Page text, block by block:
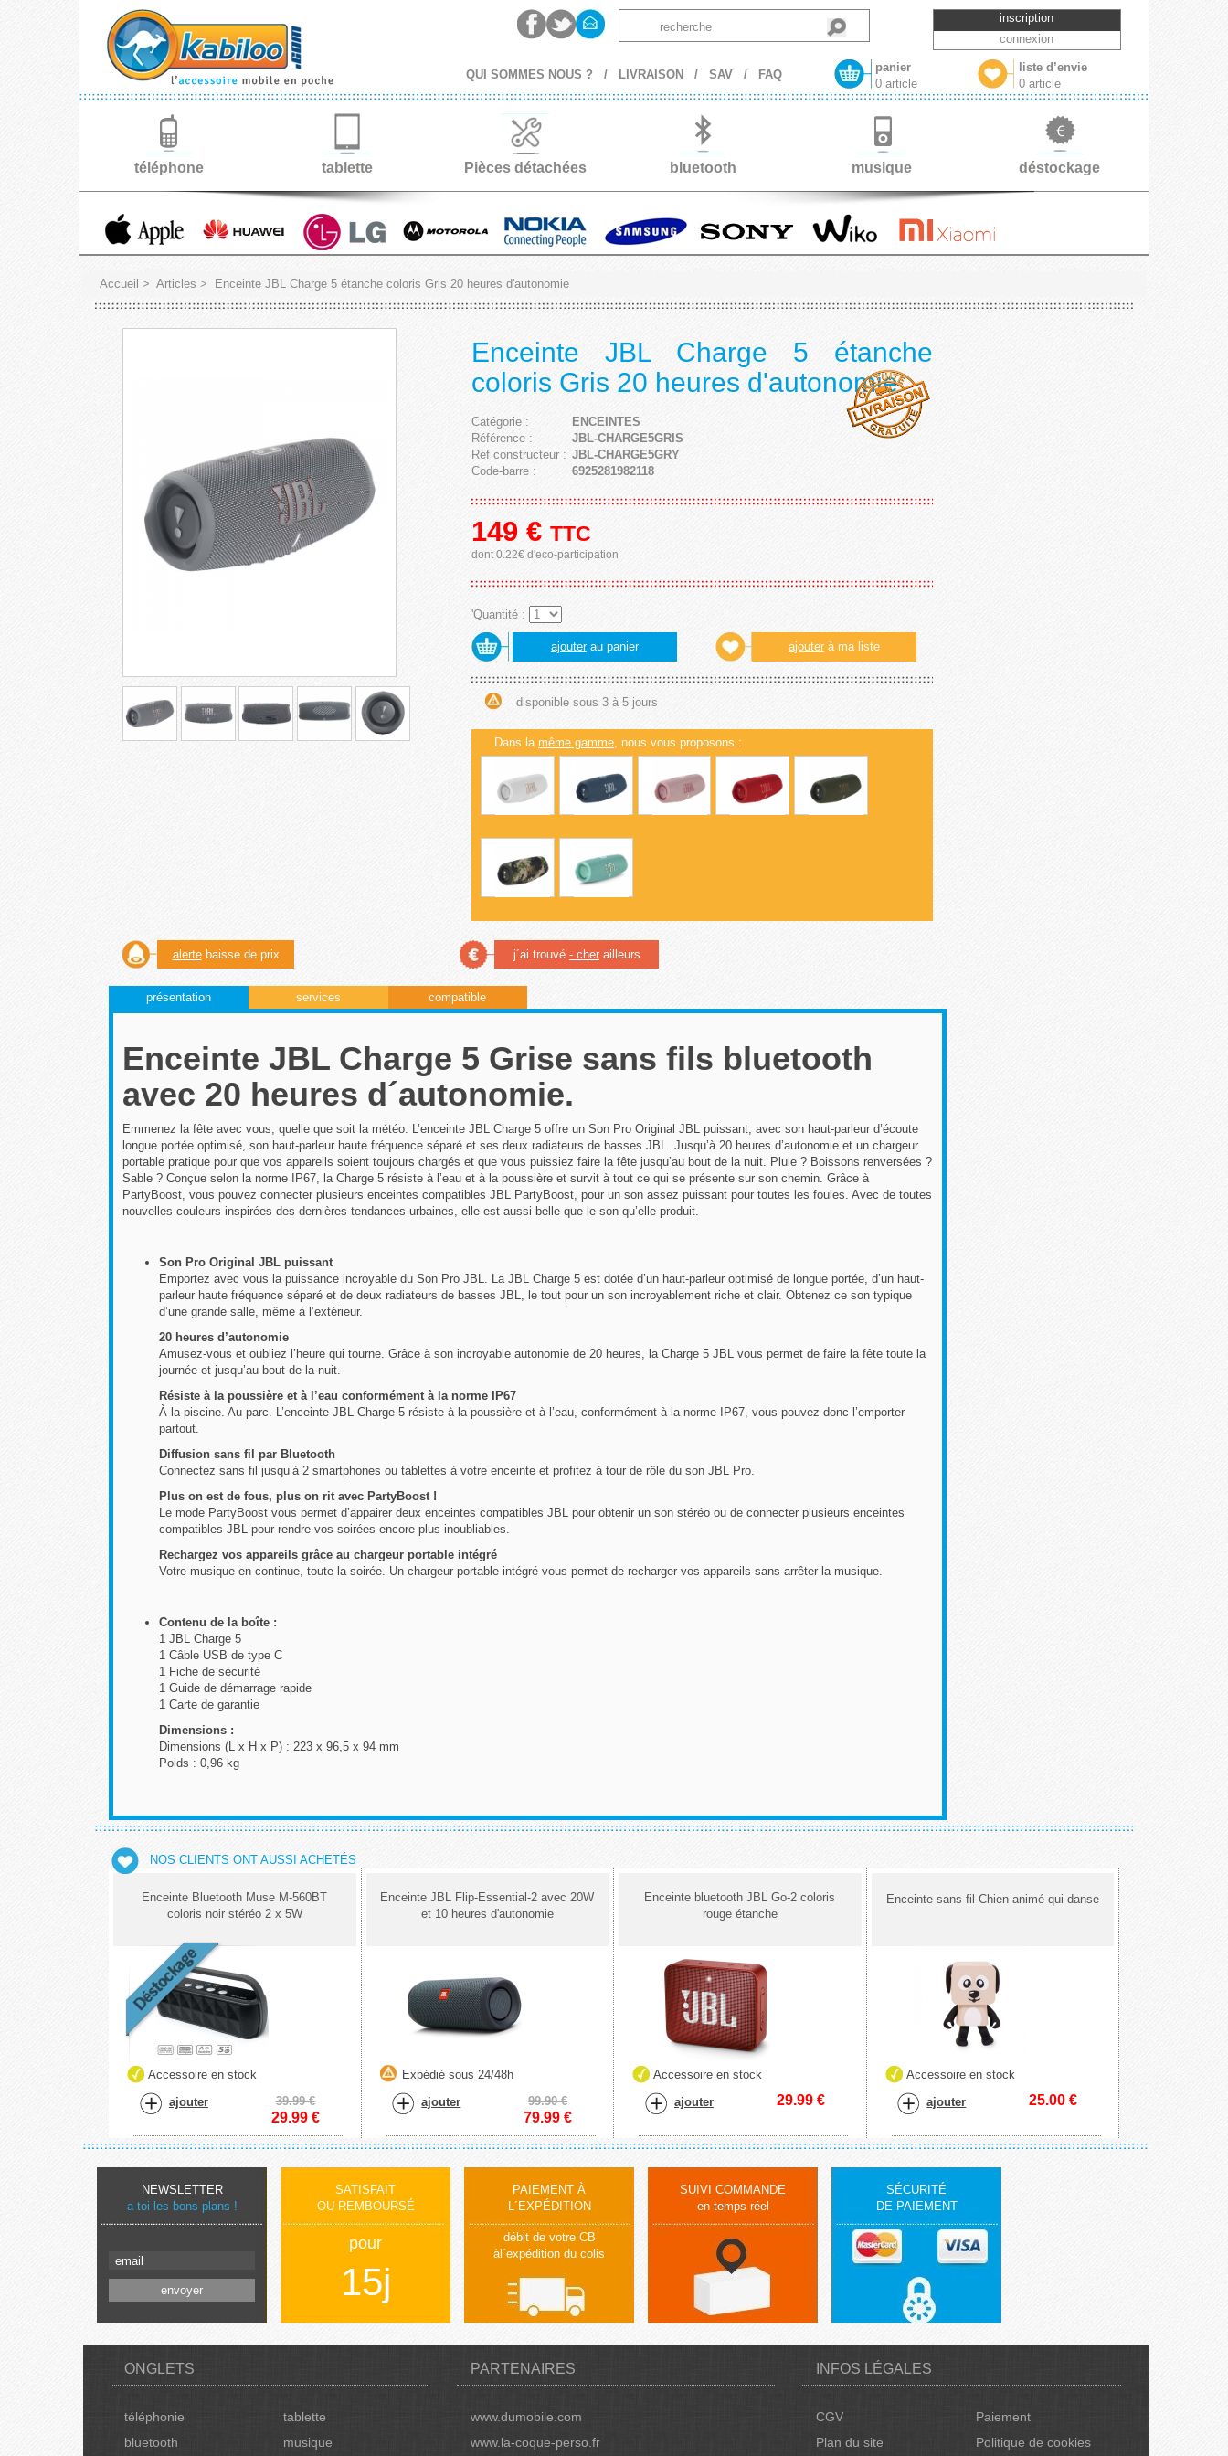
inscription
connexion
QUI SOMMES NOUS ? / LIVRAISON / SAV / FAQ
panier
0 article
liste d’envie
0 article
téléphone tablette Pièces détachées bluetooth musique déstockage
Accueil > Articles > Enceinte JBL Charge 5 étanche coloris Gris 20 heures d'autonomie
Enceinte JBL Charge 5 étanche
coloris Gris 20 heures d'autonomie
Catégorie :
ENCEINTES
Référence :
JBL-CHARGE5GRIS
Ref constructeur : JBL-CHARGE5GRY
Code-barre :
6925281982118
149€ TTC
dont 0.22€ d'eco-participation
'Quantité :
ajouterau panier ajouter à ma liste
disponible sous 3 à 5 jours
Dans la même gamme, nous vous proposons :
alertebaisse de prix j´ai trouvé - cherailleurs
présentation services compatible
Enceinte JBL Charge 5 Grise sans fils bluetooth
avec 20 heures d´autonomie.
Emmenez la fête avec vous, quelle que soit la météo. L’enceinte JBL Charge 5 offre un Son Pro Original JBL puissant, avec son haut-parleur d’écoute
longue portée optimisé, son haut-parleur haute fréquence séparé et ses deux radiateurs de basses JBL. Jusqu’à 20 heures d’autonomie et un chargeur
portable pratique pour que vos appareils soient toujours chargés et que vous puissiez faire la fête jusqu’au bout de la nuit. Pluie ? Boissons renversées ?
Sable ? Conçue selon la norme IP67, la Charge 5 résiste à l’eau et à la poussière et survit à tout ce qui se présente sur son chemin. Grâce à
PartyBoost, vous pouvez connecter plusieurs enceintes compatibles JBL PartyBoost, pour un son assez puissant pour toutes les foules. Avec de toutes
nouvelles couleurs inspirées des dernières tendances urbaines, elle est aussi belle que le son qu’elle produit.
Son Pro Original JBL puissant
Emportez avec vous la puissance incroyable du Son Pro JBL. La JBL Charge 5 est dotée d’un haut-parleur optimisé de longue portée, d’un haut-
parleur haute fréquence séparé et de deux radiateurs de basses JBL, le tout pour un son incroyablement riche et clair. Obtenez ce son typique
d’une grande salle, même à l’extérieur.
20 heures d’autonomie
Amusez-vous et oubliez l’heure qui tourne. Grâce à son incroyable autonomie de 20 heures, la Charge 5 JBL vous permet de faire la fête toute la
journée et jusqu’au bout de la nuit.
Résiste à la poussière et à l’eau conformément à la norme IP67
À la piscine. Au parc. L’enceinte JBL Charge 5 résiste à la poussière et à l’eau, conformément à la norme IP67, vous pouvez donc l’emporter
partout.
Diffusion sans fil par Bluetooth
Connectez sans fil jusqu’à 2 smartphones ou tablettes à votre enceinte et profitez à tour de rôle du son JBL Pro.
Plus on est de fous, plus on rit avec PartyBoost !
Le mode PartyBoost vous permet d’appairer deux enceintes compatibles JBL pour obtenir un son stéréo ou de connecter plusieurs enceintes
compatibles JBL pour rendre vos soirées encore plus inoubliables.
Rechargez vos appareils grâce au chargeur portable intégré
Votre musique en continue, toute la soirée. Un chargeur portable intégré vous permet de recharger vos appareils sans arrêter la musique.
Contenu de la boîte :
1 JBL Charge 5
1 Câble USB de type C
1 Fiche de sécurité
1 Guide de démarrage rapide
1 Carte de garantie
Dimensions :
Dimensions (L x H x P) : 223 x 96,5 x 94 mm
Poids : 0,96 kg
NOS CLIENTS ONT AUSSI ACHETÉS
Enceinte Bluetooth Muse M-560BT
coloris noir stéréo 2 x 5W
Accessoire en stock
ajouter 39.99 €
29.99€
Enceinte JBL Flip-Essential-2 avec 20W
et 10 heures d'autonomie
Expédié sous 24/48h
ajouter 99.90 €
79.99 €
Enceinte bluetooth JBL Go-2 coloris
rouge étanche
Accessoire en stock
ajouter 29.99€
Enceinte sans-fil Chien animé qui danse
Accessoire en stock
ajouter 25.00 €
NEWSLETTER
a toi les bons plans !
SATISFAIT
OU REMBOURSÉ
pour
15j
PAIEMENT À
L´EXPÉDITION
débit de votre CB
àl´expédition du colis
SUIVI COMMANDE
en temps réel
SÉCURITÉ
DE PAIEMENT
ONGLETS
téléphonie
tablette
bluetooth
musique
PARTENAIRES
www.dumobile.com
www.la-coque-perso.fr
INFOS LÉGALES
CGV
Paiement
Plan du site
Politique de cookies